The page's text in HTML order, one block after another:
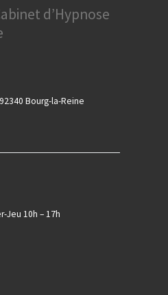
d’Hypnose
Bourg-la-Reine
Jeu 10h – 17h